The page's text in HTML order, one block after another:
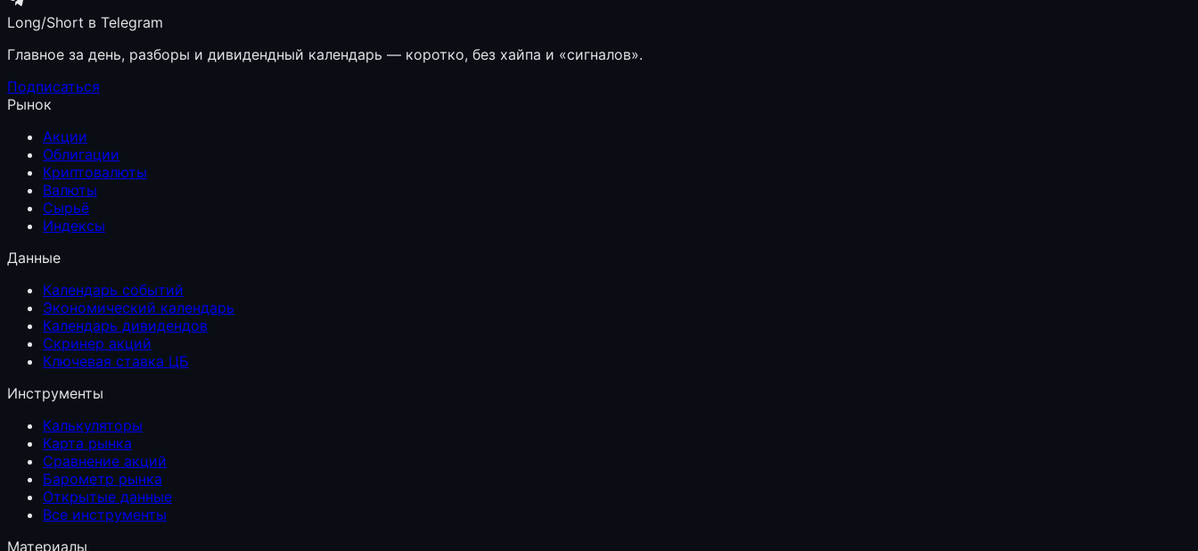
Long/Short в Telegram
Главное за день, разборы и дивидендный календарь — коротко, без хайпа и «сигналов».
Подписаться
Рынок
Акции
Облигации
Криптовалюты
Валюты
Сырьё
Индексы
Данные
Календарь событий
Экономический календарь
Календарь дивидендов
Скринер акций
Ключевая ставка ЦБ
Инструменты
Калькуляторы
Карта рынка
Сравнение акций
Барометр рынка
Открытые данные
Все инструменты
Материалы